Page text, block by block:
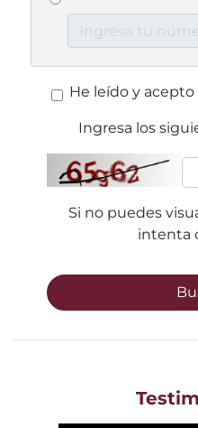
He leído y acepto
Ingresa los
Si no puedes
intenta